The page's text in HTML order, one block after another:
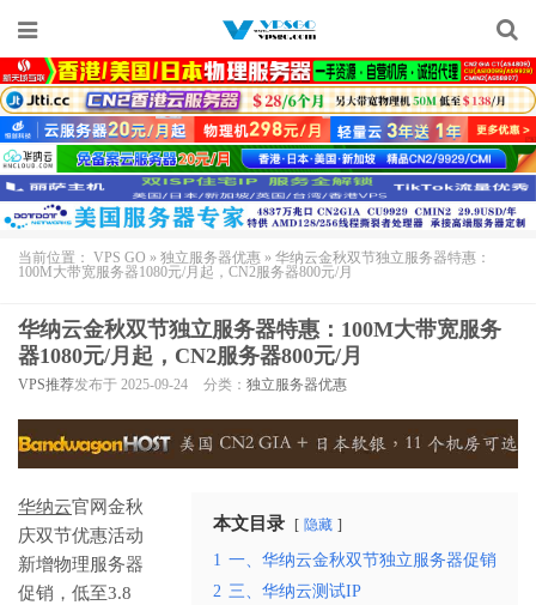
当前位置： VPS GO » 独立服务器优惠 » 华纳云金秋双节独立服务器特惠：
100M大带宽服务器1080元/月起，CN2服务器800元/月
华纳云金秋双节独立服务器特惠：100M大带宽服务
器1080元/月起，CN2服务器800元/月
VPS推荐发布于 2025-09-24 分类： 独立服务器优惠
本文目录 隐藏
1 一、华纳云金秋双节独立服务器促销
2 三、华纳云测试IP
华纳云官网金秋
庆双节优惠活动
新增物理服务器
促销，低至3.8